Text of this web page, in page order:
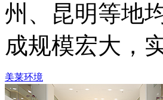
州、昆明等地
成规模宏大，
美莱环境